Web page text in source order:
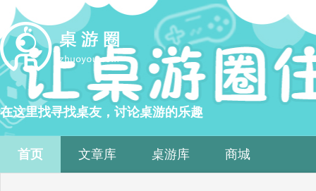
在这里找寻找桌友，讨论桌游的乐趣
首页 文章库 桌游库 商城